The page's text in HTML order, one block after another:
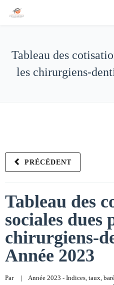
Tableau des
les chirurgiens-
PRÉCÉDENT
Tableau des
sociales dues
chirurgiens-
Année 2023
Par | Année 2023 - Indices, taux,